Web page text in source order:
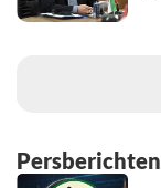
Persberichten